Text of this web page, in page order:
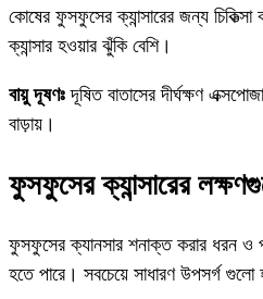
কোষের ফুসফুসের ক্যান্সারের জন্য
ক্যান্সার হওয়ার ঝুঁকি বেশি।
বায়ু দূষণঃ দূষিত বাতাসের দীর্ঘক্ষণ
বাড়ায়।
ফুসফুসের ক্যান্সারের
ফুসফুসের ক্যানসার শনাক্ত করার ধরন ও
হতে পারে। সবচেয়ে সাধারণ উপসর্গ গুলো